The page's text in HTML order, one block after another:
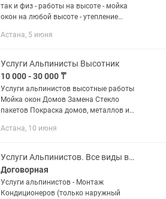
так и физ - работы на высоте - мойка
окон на любой высоте - утепление
работы любой сложности -
Астана, 5 июня
Услуги Альпинисты Высотник
10 000 - 30 000 ₸
Услуги альпинистов высотные работы
Мойка окон Домов Замена Стекло
пакетов Покраска домов, металлов и
Установка кондиционер наружку
Астана, 10 июня
Услуги Альпинистов. Все виды высотных работ. Монтаж кондиционеров(наружный)
Договорная
Услуги альпинистов - Монтаж
Кондиционеров (только наружный